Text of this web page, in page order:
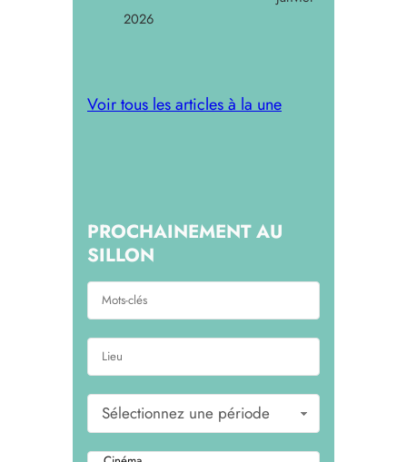
2026
Voir tous les articles à la une
PROCHAINEMENT AU
SILLON
Sélectionnez une période